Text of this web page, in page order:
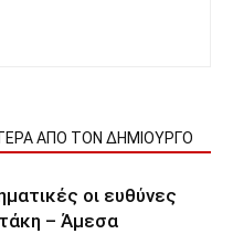
ΑΠΟ ΤΟΝ ΔΗΜΙΟΥΡΓΟ
οι ευθύνες
– Άμεσα